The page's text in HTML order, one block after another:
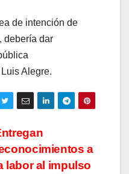
de intención de
debería dar
Alegre.
a
labor al impulso